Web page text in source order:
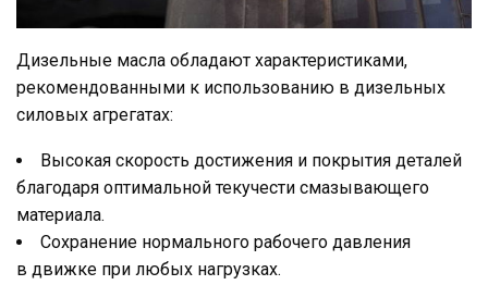
Дизельные масла обладают характеристиками,
рекомендованными к использованию в дизельных
силовых агрегатах:
Высокая скорость достижения и покрытия деталей
благодаря оптимальной текучести смазывающего
материала.
Сохранение нормального рабочего давления
в движке при любых нагрузках.